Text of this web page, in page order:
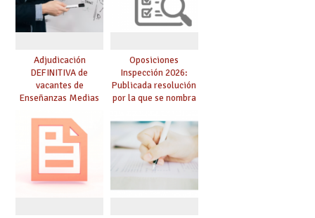
Adjudicación
DEFINITIVA de
vacantes de
Enseñanzas Medias
Oposiciones
Inspección 2026:
Publicada resolución
por la que se nombra
prácticas, se regulan
dichas prácticas y se
convoca acto público
de adjudicación